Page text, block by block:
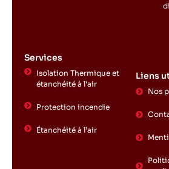
Services
Isolation Thermique et
étanchéité à l'air
Protection incendie
Étanchéité à l’air
Liens
Nos